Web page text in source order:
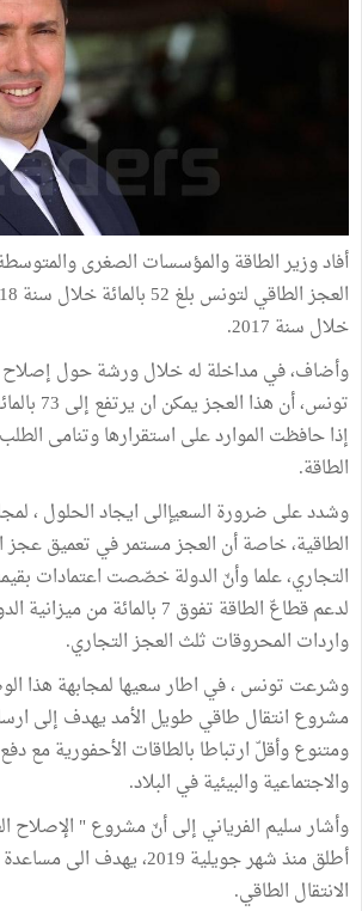
أفاد وزير الطاقة والمؤسسات الصغرى
خلال سنة 2017.
وأضاف، في مداخلة له خلال ورشة حول إصلاح
إذا حافظت الموارد على استقرارها وتنامى
الطاقة.
وشدد على ضرورة السعيإالى ايجاد الحلول ،
الطاقية، خاصة أن العجز مستمر في تعميق عجز
لدعم قطاعّ الطاقة تفوق 7 بالمائة
واردات المحروقات ثلث العجز التجاري.
وشرعت تونس ، في اطار سعيها لمجابهة هذا
مشروع انتقال طاقي طويل الأمد يهدف إلى
ومتنوع وأقلّ ارتباطا بالطاقات الأحفورية مع دفع
والاجتماعية والبيئية في البلاد.
وأشار سليم الفرياني إلى أنّ مشروع " الإصلاح
أطلق منذ شهر جويلية 2019،
الانتقال الطاقي.